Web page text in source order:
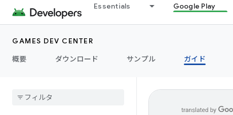
Essentials Google Play
GAMES DEV CENTER
概要
ダウンロード サンプル ガイド